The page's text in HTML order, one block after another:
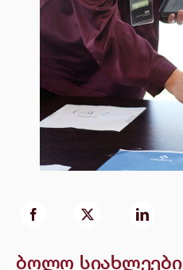
ბოლო სიახლეები